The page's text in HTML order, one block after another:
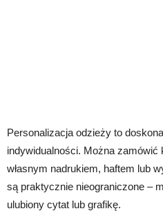
Personalizacja odzieży to
indywidualności. Można
własnym nadrukiem, haftem lub
są praktycznie nieograniczone –
ulubiony cytat lub grafikę.